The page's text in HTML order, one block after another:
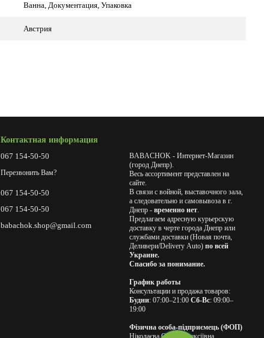
Ванна, Документация, Упаковка
Австрия
Контактная информация
067 154-50-50
Перезвонить Вам?
067 154-50-50
067 154-50-50
babachok.shop@gmail.com
BABACHOK - Интернет-Магазин
(город Днепр).
Весь ассортимент представлен на
сайте.
В связи с войной, выставочного зала,
а следовательно и самовывоза в г.
Днепр - временно нет.
Предлагаем адресную курьерскую
доставку в черте города Днепр или
службами доставки (Новая почта,
Деливери/Delivery Auto) по всей
Украине.
Спасибо за понимание.
График работы
Консультации и продажа товаров:
Будни: 07:00–21:00 Сб-Вс: 09:00–
19:00
Фізична особа-підприємець (ФОП)
Ніколаєва Олена Олексіївна